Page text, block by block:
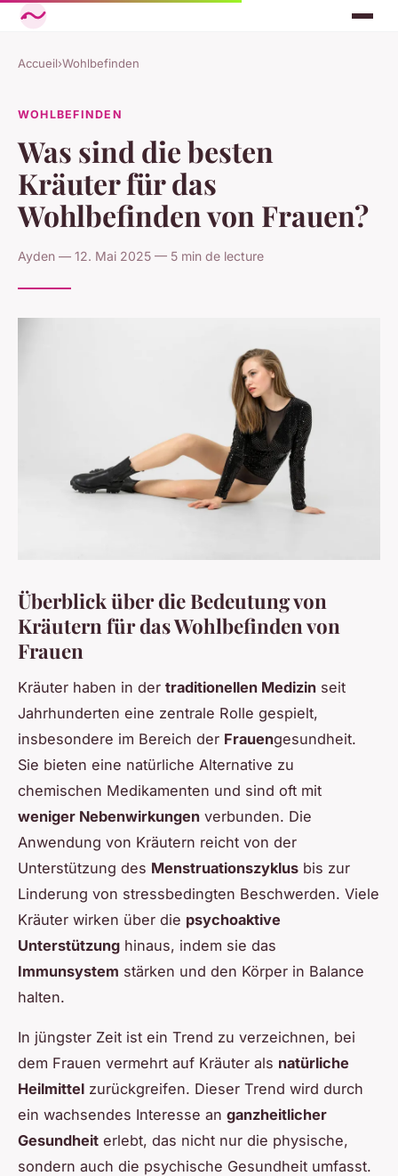
Accueil›Wohlbefinden
WOHLBEFINDEN
Was sind die besten
Kräuter für das
Wohlbefinden von Frauen?
Ayden — 12. Mai 2025 — 5 min de lecture
Überblick über die Bedeutung von
Kräutern für das Wohlbefinden von
Frauen
Kräuter haben in der traditionellen Medizin seit
Jahrhunderten eine zentrale Rolle gespielt,
insbesondere im Bereich der Frauengesundheit.
Sie bieten eine natürliche Alternative zu
chemischen Medikamenten und sind oft mit
weniger Nebenwirkungen verbunden. Die
Anwendung von Kräutern reicht von der
Unterstützung des Menstruationszyklus bis zur
Linderung von stressbedingten Beschwerden. Viele
Kräuter wirken über die psychoaktive
Unterstützung hinaus, indem sie das
Immunsystem stärken und den Körper in Balance
halten.
In jüngster Zeit ist ein Trend zu verzeichnen, bei
dem Frauen vermehrt auf Kräuter als natürliche
Heilmittel zurückgreifen. Dieser Trend wird durch
ein wachsendes Interesse an ganzheitlicher
Gesundheit erlebt, das nicht nur die physische,
sondern auch die psychische Gesundheit umfasst.